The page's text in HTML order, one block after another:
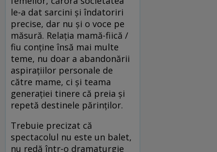
le-a dat sarcini şi îndatoriri
precise, dar nu şi o voce pe
măsură. Relaţia mamă-fiică /
fiu conţine însă mai multe
teme, nu doar a abandonării
aspiraţiilor personale de
către mame, ci şi teama
generaţiei tinere că preia şi
repetă destinele părinţilor.
Trebuie precizat că
spectacolul nu este un balet,
nu redă într-o dramaturgie